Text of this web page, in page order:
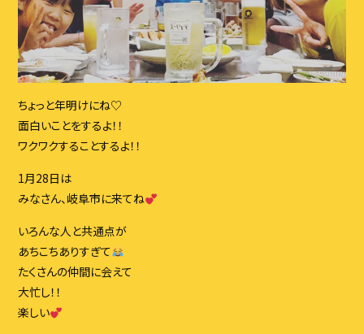
ちょっと年明けにね♡
面白いことをするよ！！
ワクワクすることするよ！！
1月28日は
みなさん、岐阜市に来てね
いろんな人と共通点が
あちこちありすぎて
たくさんの仲間に会えて
大忙し！！
楽しい